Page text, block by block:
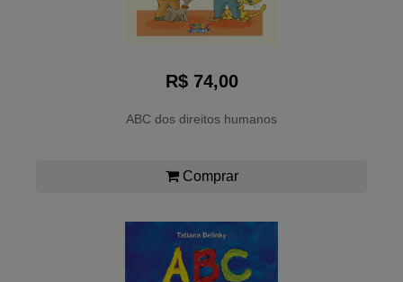
R$ 74,00
ABC dos direitos humanos
Comprar